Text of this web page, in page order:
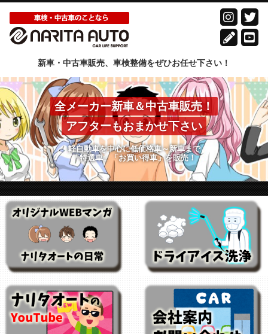
新車・中古車販売、車検整備をぜひお任せ下さい！
全メーカー新車＆中古車販売！
アフターもおまかせ下さい
軽自動車を中心に低価格車～新車まで
「特選車」「お買い得車」を販売！